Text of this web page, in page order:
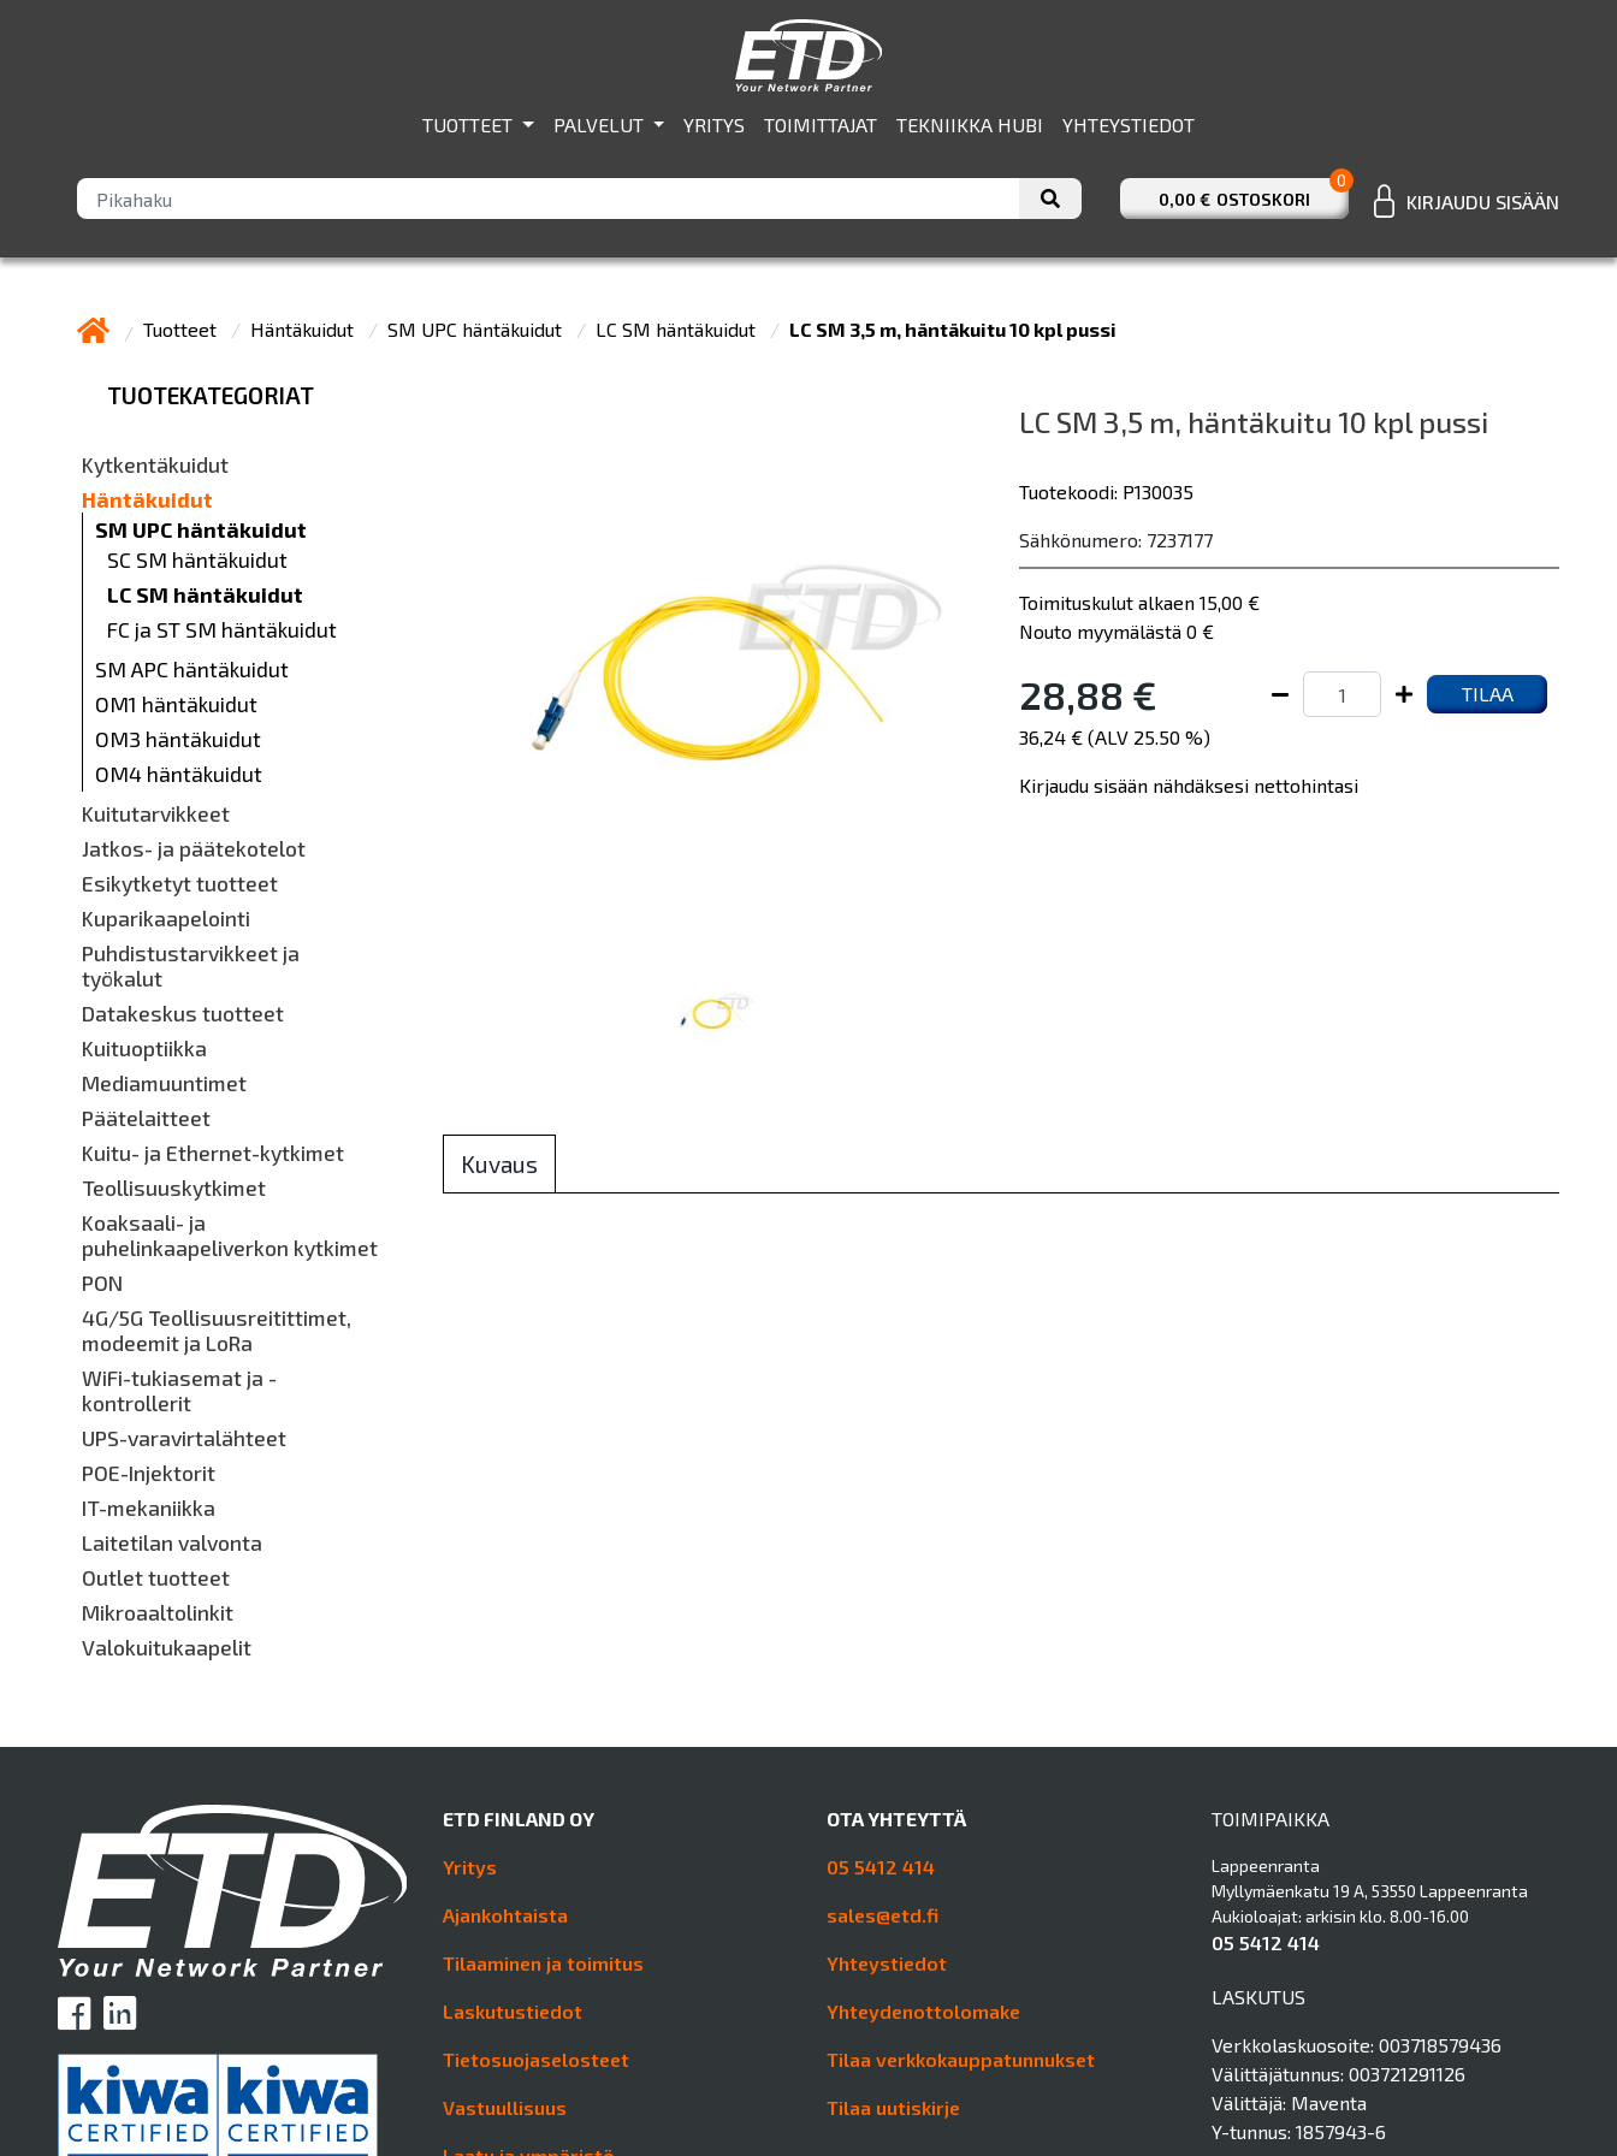
TUOTTEET PALVELUT YRITYS TOIMITTAJAT TEKNIIKKA HUBI YHTEYSTIEDOT
0,00 € OSTOSKORI
0
KIRJAUDU SISÄÄN
Tuotteet Häntäkuidut SM UPC häntäkuidut LC SM häntäkuidut LC SM 3,5 m, häntäkuitu 10 kpl pussi
TUOTEKATEGORIAT
Kytkentäkuidut
Häntäkuidut
SM UPC häntäkuidut
SC SM häntäkuidut
LC SM häntäkuidut
FC ja ST SM häntäkuidut
SM APC häntäkuidut
OM1 häntäkuidut
OM3 häntäkuidut
OM4 häntäkuidut
Kuitutarvikkeet
Jatkos- ja päätekotelot
Esikytketyt tuotteet
Kuparikaapelointi
Puhdistustarvikkeet ja
työkalut
Datakeskus tuotteet
Kuituoptiikka
Mediamuuntimet
Päätelaitteet
Kuitu- ja Ethernet-kytkimet
Teollisuuskytkimet
Koaksaali- ja
puhelinkaapeliverkon kytkimet
PON
4G/5G Teollisuusreitittimet,
modeemit ja LoRa
WiFi-tukiasemat ja -
kontrollerit
UPS-varavirtalähteet
POE-Injektorit
IT-mekaniikka
Laitetilan valvonta
Outlet tuotteet
Mikroaaltolinkit
Valokuitukaapelit
LC SM 3,5 m, häntäkuitu 10 kpl pussi
Tuotekoodi: P130035
Sähkönumero: 7237177
Toimituskulut alkaen 15,00 €
Nouto myymälästä 0 €
28,88 €
TILAA
36,24 € (ALV 25.50 %)
Kirjaudu sisään nähdäksesi nettohintasi
Kuvaus
ETD FINLAND OY
Yritys
Ajankohtaista
Tilaaminen ja toimitus
Laskutustiedot
Tietosuojaselosteet
Vastuullisuus
OTA YHTEYTTÄ
05 5412 414
sales@etd.fi
Yhteystiedot
Yhteydenottolomake
Tilaa verkkokauppatunnukset
Tilaa uutiskirje
TOIMIPAIKKA
Lappeenranta
Myllymäenkatu 19 A, 53550 Lappeenranta
Aukioloajat: arkisin klo. 8.00-16.00
05 5412 414
LASKUTUS
Verkkolaskuosoite: 003718579436
Välittäjätunnus: 003721291126
Välittäjä: Maventa
Y-tunnus: 1857943-6